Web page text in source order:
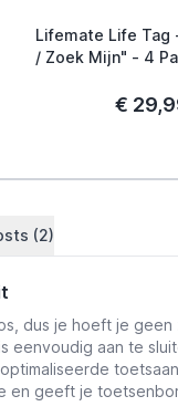
Lifemate Life Tag
/ Zoek Mijn" - 4
€
(2)
dus je hoeft je
eenvoudig aan te
geeft je